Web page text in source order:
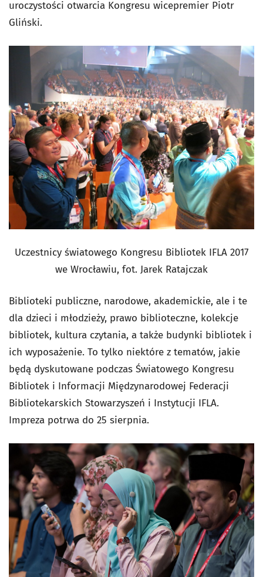
uroczystości otwarcia Kongresu wicepremier Piotr
Gliński.
Uczestnicy światowego Kongresu Bibliotek IFLA 2017
we Wrocławiu, fot. Jarek Ratajczak
Biblioteki publiczne, narodowe, akademickie, ale i te
dla dzieci i młodzieży, prawo biblioteczne, kolekcje
bibliotek, kultura czytania, a także budynki bibliotek i
ich wyposażenie. To tylko niektóre z tematów, jakie
będą dyskutowane podczas Światowego Kongresu
Bibliotek i Informacji Międzynarodowej Federacji
Bibliotekarskich Stowarzyszeń i Instytucji IFLA.
Impreza potrwa do 25 sierpnia.